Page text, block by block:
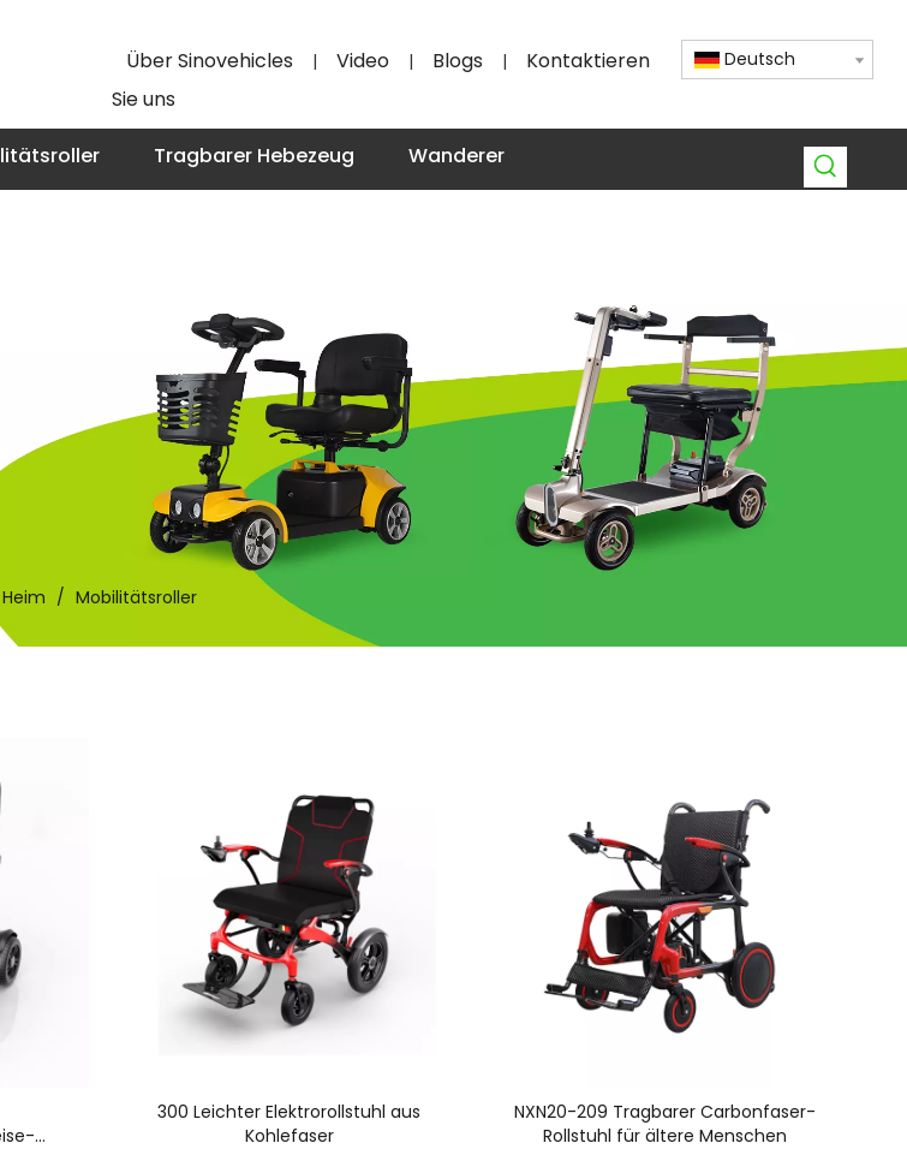
Über Sinovehicles | Video | Blogs |
Kontaktieren
Sie uns
Deutsch
Tragbarer Hebezeug Wanderer
Heim / Mobilitätsroller
300 Leichter Elektrorollstuhl aus
Kohlefaser
NXN20-209 Tragbarer Carbonfaser-
Rollstuhl für ältere Menschen